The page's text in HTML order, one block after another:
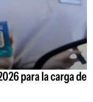
para la carga de